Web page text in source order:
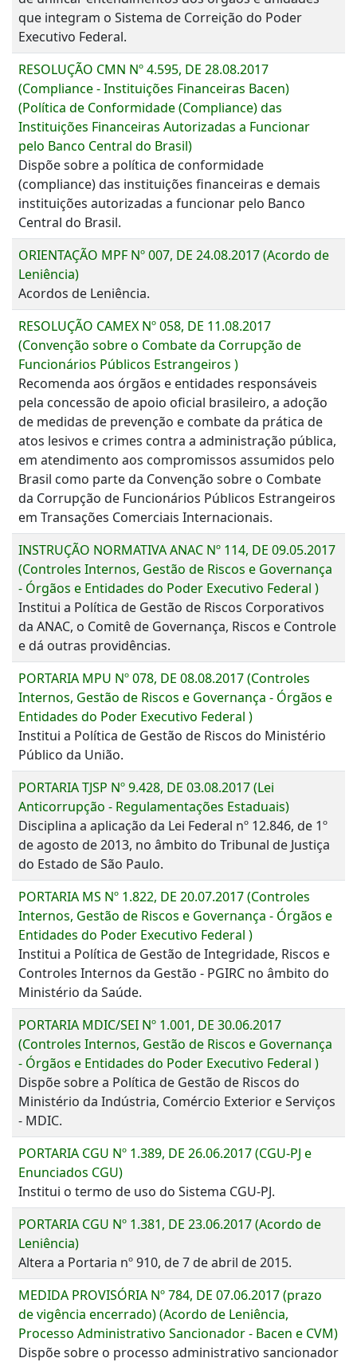
que integram o Sistema de Correição do Poder
Executivo Federal.
RESOLUÇÃO CMN Nº 4.595, DE 28.08.2017
(Compliance - Instituições Financeiras Bacen)
(Política de Conformidade (Compliance) das
Instituições Financeiras Autorizadas a Funcionar
pelo Banco Central do Brasil)
Dispõe sobre a política de conformidade
(compliance) das instituições financeiras e demais
instituições autorizadas a funcionar pelo Banco
Central do Brasil.
ORIENTAÇÃO MPF Nº 007, DE 24.08.2017 (Acordo de
Leniência)
Acordos de Leniência.
RESOLUÇÃO CAMEX Nº 058, DE 11.08.2017
(Convenção sobre o Combate da Corrupção de
Funcionários Públicos Estrangeiros )
Recomenda aos órgãos e entidades responsáveis
pela concessão de apoio oficial brasileiro, a adoção
de medidas de prevenção e combate da prática de
atos lesivos e crimes contra a administração pública,
em atendimento aos compromissos assumidos pelo
Brasil como parte da Convenção sobre o Combate
da Corrupção de Funcionários Públicos Estrangeiros
em Transações Comerciais Internacionais.
INSTRUÇÃO NORMATIVA ANAC Nº 114, DE 09.05.2017
(Controles Internos, Gestão de Riscos e Governança
- Órgãos e Entidades do Poder Executivo Federal )
Institui a Política de Gestão de Riscos Corporativos
da ANAC, o Comitê de Governança, Riscos e Controle
e dá outras providências.
PORTARIA MPU Nº 078, DE 08.08.2017 (Controles
Internos, Gestão de Riscos e Governança - Órgãos e
Entidades do Poder Executivo Federal )
Institui a Política de Gestão de Riscos do Ministério
Público da União.
PORTARIA TJSP Nº 9.428, DE 03.08.2017 (Lei
Anticorrupção - Regulamentações Estaduais)
Disciplina a aplicação da Lei Federal nº 12.846, de 1º
de agosto de 2013, no âmbito do Tribunal de Justiça
do Estado de São Paulo.
PORTARIA MS Nº 1.822, DE 20.07.2017 (Controles
Internos, Gestão de Riscos e Governança - Órgãos e
Entidades do Poder Executivo Federal )
Institui a Política de Gestão de Integridade, Riscos e
Controles Internos da Gestão - PGIRC no âmbito do
Ministério da Saúde.
PORTARIA MDIC/SEI Nº 1.001, DE 30.06.2017
(Controles Internos, Gestão de Riscos e Governança
- Órgãos e Entidades do Poder Executivo Federal )
Dispõe sobre a Política de Gestão de Riscos do
Ministério da Indústria, Comércio Exterior e Serviços
- MDIC.
PORTARIA CGU Nº 1.389, DE 26.06.2017 (CGU-PJ e
Enunciados CGU)
Institui o termo de uso do Sistema CGU-PJ.
PORTARIA CGU Nº 1.381, DE 23.06.2017 (Acordo de
Leniência)
Altera a Portaria nº 910, de 7 de abril de 2015.
MEDIDA PROVISÓRIA Nº 784, DE 07.06.2017 (prazo
de vigência encerrado) (Acordo de Leniência,
Processo Administrativo Sancionador - Bacen e CVM)
Dispõe sobre o processo administrativo sancionador